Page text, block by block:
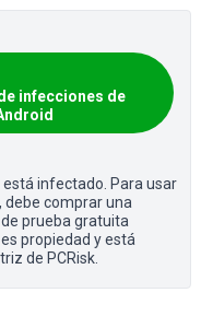
infecciones de
infectado. Para usar
debe comprar una
de prueba gratuita
propiedad y está
de PCRisk.